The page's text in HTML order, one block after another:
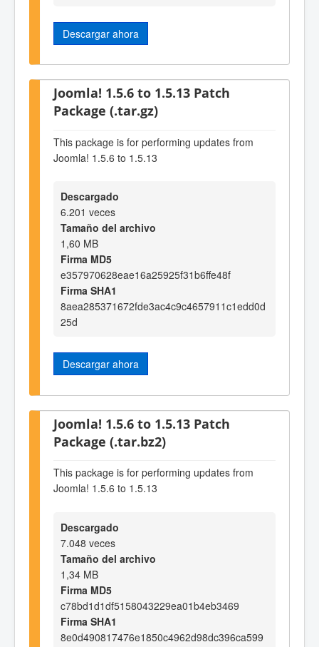
Descargar ahora
Joomla! 1.5.6 to 1.5.13 Patch
Package (.tar.gz)
This package is for performing updates from
Joomla! 1.5.6 to 1.5.13
Descargado
6.201 veces
Tamaño del archivo
1,60 MB
Firma MD5
e357970628eae16a25925f31b6ffe48f
Firma SHA1
8aea285371672fde3ac4c9c4657911c1edd0d
25d
Descargar ahora
Joomla! 1.5.6 to 1.5.13 Patch
Package (.tar.bz2)
This package is for performing updates from
Joomla! 1.5.6 to 1.5.13
Descargado
7.048 veces
Tamaño del archivo
1,34 MB
Firma MD5
c78bd1d1df5158043229ea01b4eb3469
Firma SHA1
8e0d490817476e1850c4962d98dc396ca599